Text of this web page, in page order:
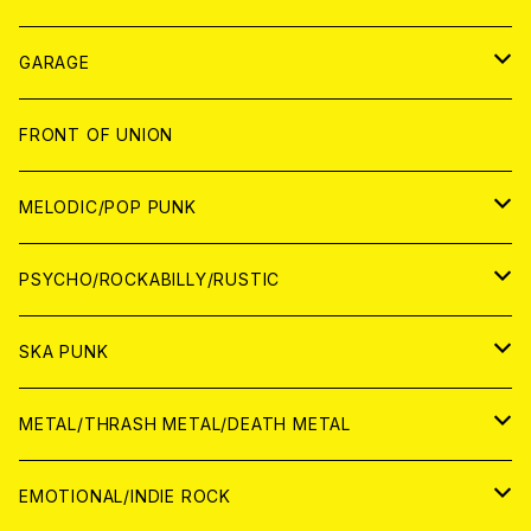
ANALOG
GARAGE
JAPAN
アナログ
CD
WORLD
アナログ
CD
FRONT OF UNION
MELODIC/POP PUNK
JAPAN
CD
ANALOG
WORLD
CD
ANALOG
PSYCHO/ROCKABILLY/RUSTIC
JAPAN
CD
ANALOG
WORLD
CD
SKA PUNK
JAPAN
CD
WORLD
METAL/THRASH METAL/DEATH METAL
JAPAN
EMOTIONAL/INDIE ROCK